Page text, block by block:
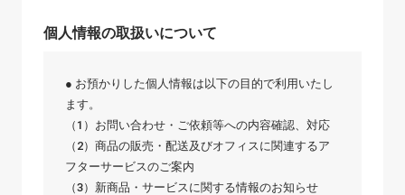
個人情報の取扱いについて
● お預かりした個人情報は以下の目的で利用いたし
ます。
（1）お問い合わせ・ご依頼等への内容確認、対応
（2）商品の販売・配送及びオフィスに関連するア
フターサービスのご案内
（3）新商品・サービスに関する情報のお知らせ